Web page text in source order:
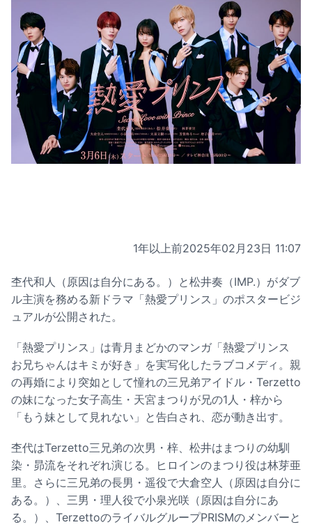
1年以上前2025年02月23日 11:07
杢代和人（原因は自分にある。）と松井奏（IMP.）がダブ
ル主演を務める新ドラマ「熱愛プリンス」のポスタービジ
ュアルが公開された。
「熱愛プリンス」は青月まどかのマンガ「熱愛プリンス
お兄ちゃんはキミが好き」を実写化したラブコメディ。親
の再婚により突如として憧れの三兄弟アイドル・Terzetto
の妹になった女子高生・天宮まつりが兄の1人・梓から
「もう妹として見れない」と告白され、恋が動き出す。
杢代はTerzetto三兄弟の次男・梓、松井はまつりの幼馴
染・昴流をそれぞれ演じる。ヒロインのまつり役は林芽亜
里。さらに三兄弟の長男・遥役で大倉空人（原因は自分に
ある。）、三男・理人役で小泉光咲（原因は自分にあ
る。）、TerzettoのライバルグループPRISMのメンバーと